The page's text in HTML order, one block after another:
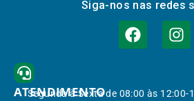
Siga-nos nas redes
ATENDIMENTO
Segunda à Sexta de 08:00 às 12:00-